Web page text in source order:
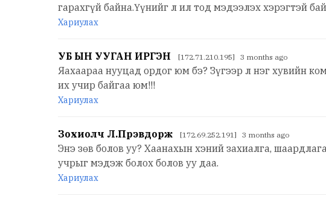
гарахгүй байна.Үүнийг л ил тод мэдээлэх хэрэгтэй
Хариулах
УБ ЫН УУГАН ИРГЭН [172.71.210.195] 3 months ago
Яахаараа нууцад ордог юм бэ? Зүгээр л нэг хувийн
их учир байгаа юм!!!
Хариулах
Зохиолч Л.Пүрэвдорж [172.69.252.191] 3 months ago
Энэ зөв болов уу? Хаанахын хэний захиалга,
учрыг мэдэж болох болов уу даа.
Хариулах